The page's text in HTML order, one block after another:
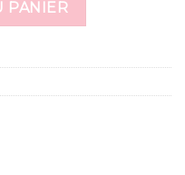
PANIER